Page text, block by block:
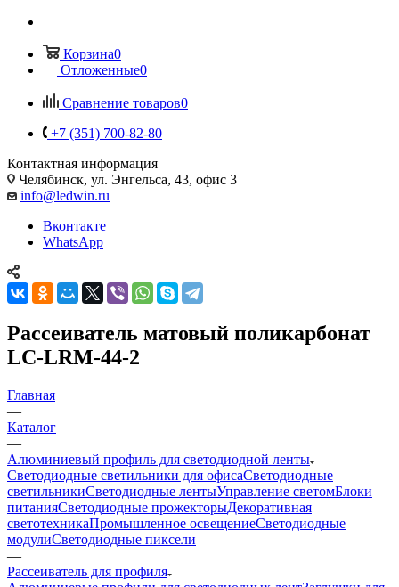
Корзина0
Отложенные0
Сравнение товаров0
+7 (351) 700-82-80
Контактная информация
Челябинск, ул. Энгельса, 43, офис 3
info@ledwin.ru
Вконтакте
WhatsApp
Рассеиватель матовый поликарбонат
LC-LRM-44-2
Главная
—
Каталог
—
Алюминиевый профиль для светодиодной ленты
Светодиодные светильники для офисаСветодиодные
светильникиСветодиодные лентыУправление светомБлоки
питанияСветодиодные прожекторыДекоративная
светотехникаПромышленное освещениеСветодиодные
модулиСветодиодные пиксели
—
Рассеиватель для профиля